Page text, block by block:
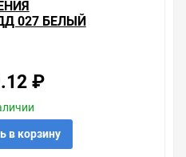
027 БЕЛЫЙ
₽
в корзину